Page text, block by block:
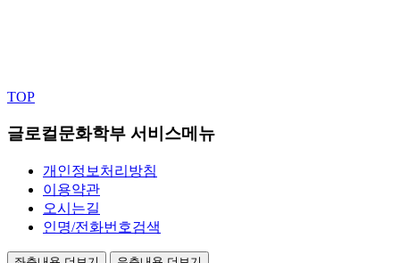
TOP
글로컬문화학부 서비스메뉴
개인정보처리방침
이용약관
오시는길
인명/전화번호검색